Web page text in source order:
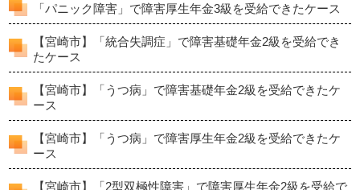
「パニック障害」で障害厚生年金3級を受給できたケース
【宮崎市】「統合失調症」で障害基礎年金2級を受給でき
たケース
【宮崎市】「うつ病」で障害基礎年金2級を受給できたケ
ース
【宮崎市】「うつ病」で障害厚生年金2級を受給できたケ
ース
【宮崎市】「2型双極性障害」で障害厚生年金2級を受給で